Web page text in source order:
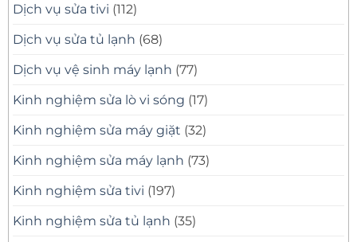
Dịch vụ sửa tivi (112)
Dịch vụ sửa tủ lạnh (68)
Dịch vụ vệ sinh máy lạnh (77)
Kinh nghiệm sửa lò vi sóng (17)
Kinh nghiệm sửa máy giặt (32)
Kinh nghiệm sửa máy lạnh (73)
Kinh nghiệm sửa tivi (197)
Kinh nghiệm sửa tủ lạnh (35)